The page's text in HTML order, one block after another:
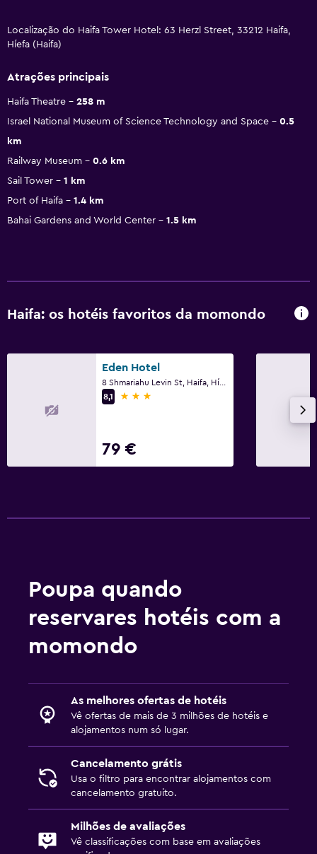
Localização do Haifa Tower Hotel: 63 Herzl Street, 33212 Haifa,
Híefa (Haifa)
Atrações principais
Haifa Theatre
258 m
Israel National Museum of Science Technology and Space
0.5
km
Railway Museum
0.6 km
Sail Tower
1 km
Port of Haifa
1.4 km
Bahai Gardens and World Center
1.5 km
Haifa: os hotéis favoritos da momondo
Eden Hotel
8,1
3 estrelas
79 €
Poupa quando
reservares hotéis com a
momondo
As melhores ofertas de hotéis
Vê ofertas de mais de 3 milhões de hotéis e
alojamentos num só lugar.
Cancelamento grátis
Usa o filtro para encontrar alojamentos com
cancelamento gratuito.
Milhões de avaliações
Vê classificações com base em avaliações